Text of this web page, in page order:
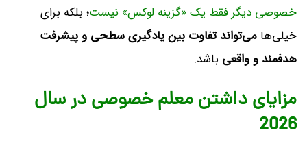
خصوصی دیگر فقط یک «گزینه لوکس» نیست؛ بلکه برای
خیلی‌ها می‌تواند تفاوت بین یادگیری سطحی و پیشرفت
هدفمند و واقعی باشد.
مزایای داشتن معلم خصوصی در سال
2026